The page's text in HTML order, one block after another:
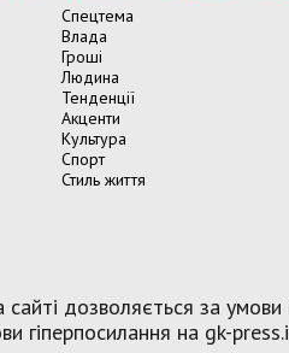
Спецтема
Влада
Гроші
Людина
Тенденції
Акценти
Культура
Спорт
Стиль життя
дозволяється за
гіперпосилання на gk-